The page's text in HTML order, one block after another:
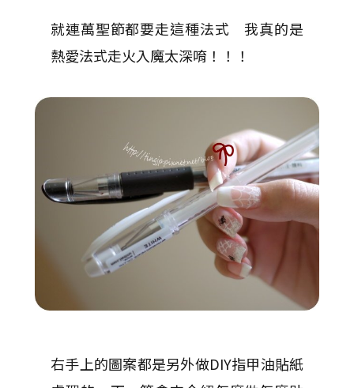
就連萬聖節都要走這種法式 我真的是
熱愛法式走火入魔太深唷！！！
右手上的圖案都是另外做DIY指甲油貼紙